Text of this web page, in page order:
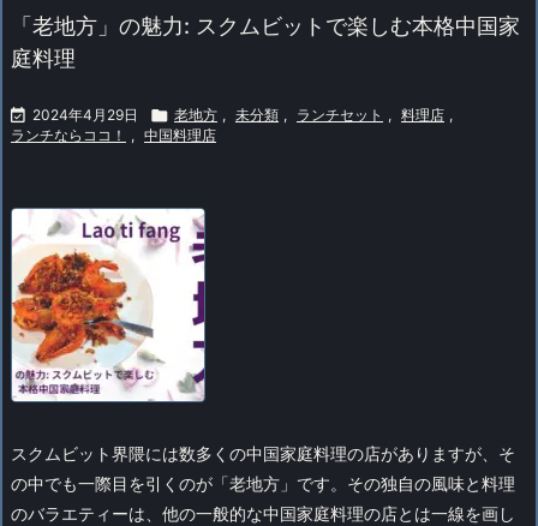
「老地方」の魅力: スクムビットで楽しむ本格中国家
庭料理
 2024年4月29日  老地方 , 未分類 , ランチセット , 料理店 ,
ランチならココ！
, 中国料理店
スクムビット界隈には数多くの中国家庭料理の店がありますが、そ
の中でも一際目を引くのが「老地方」です。その独自の風味と料理
のバラエティーは、他の一般的な中国家庭料理の店とは一線を画し